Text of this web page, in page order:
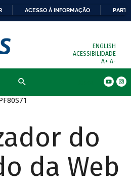
ACESSO À INFORMAÇÃO
ENGLISH
ACESSIBILIDADE
A+ A-
do
da Web